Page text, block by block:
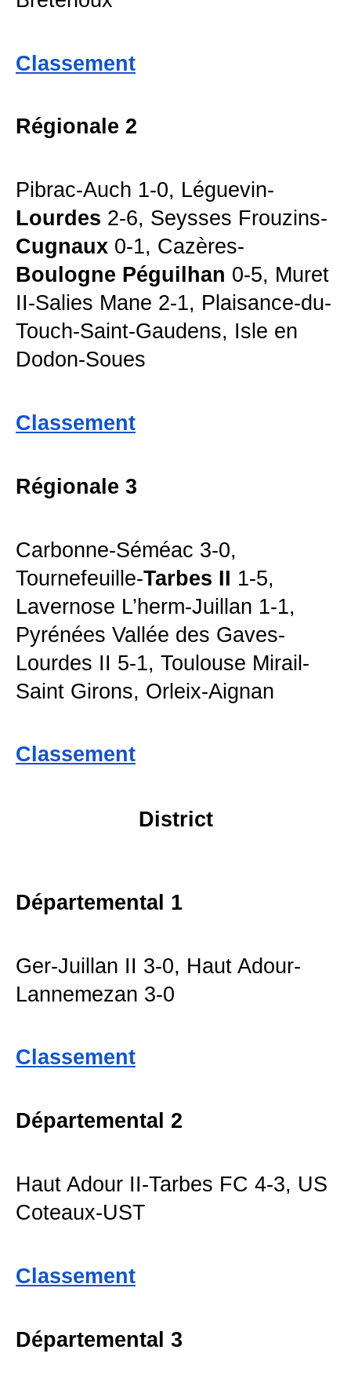
Classement
Régionale 2
Pibrac-Auch 1-0, Léguevin-
Lourdes 2-6, Seysses Frouzins-
Cugnaux 0-1, Cazères-
Boulogne Péguilhan 0-5, Muret
II-Salies Mane 2-1, Plaisance-du-
Touch-Saint-Gaudens, Isle en
Dodon-Soues
Classement
Régionale 3
Carbonne-Séméac 3-0,
Tournefeuille-Tarbes II 1-5,
Lavernose L’herm-Juillan 1-1,
Pyrénées Vallée des Gaves-
Lourdes II 5-1, Toulouse Mirail-
Saint Girons, Orleix-Aignan
Classement
District
Départemental 1
Ger-Juillan II 3-0, Haut Adour-
Lannemezan 3-0
Classement
Départemental 2
Haut Adour II-Tarbes FC 4-3, US
Coteaux-UST
Classement
Départemental 3